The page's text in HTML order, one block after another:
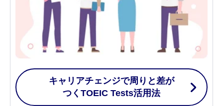
キャリアチェンジで周りと差が
つく TOEIC Tests活用法